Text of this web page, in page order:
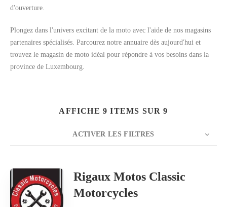
d'ouverture.
Plongez dans l'univers excitant de la moto avec l'aide de nos magasins
partenaires spécialisés. Parcourez notre annuaire dès aujourd'hui et
trouvez le magasin de moto idéal pour répondre à vos besoins dans la
province de Luxembourg.
AFFICHE 9 ITEMS SUR 9
ACTIVER LES FILTRES
NOMBRE 20
Rigaux Motos Classic
Motorcycles